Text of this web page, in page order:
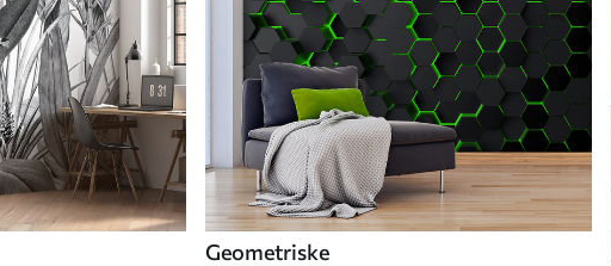
Geometriske